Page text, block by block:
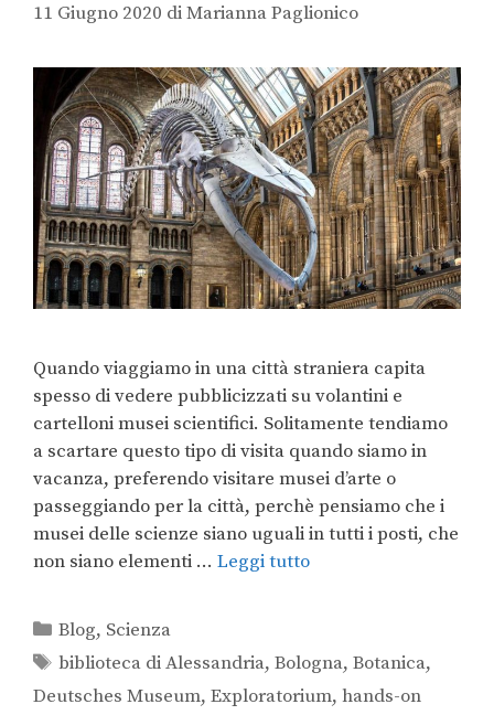
11 Giugno 2020 diMarianna Paglionico
Quando viaggiamo in una città straniera capita
spesso di vedere pubblicizzati su volantini e
cartelloni musei scientifici. Solitamente tendiamo
a scartare questo tipo di visita quando siamo in
vacanza, preferendo visitare musei d’arte o
passeggiando per la città, perchè pensiamo che i
musei delle scienze siano uguali in tutti i posti, che
non siano elementi … Leggi tutto
Blog, Scienza
biblioteca di Alessandria,Bologna,Botanica,
Deutsches Museum, Exploratorium, hands-on